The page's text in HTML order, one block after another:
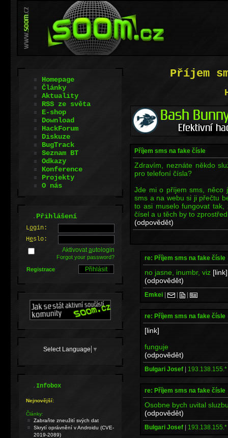
Příjem
Příjem sms na fake čísle
Zdravím, neznáte někdo
pro telefoní čísla?
Jde mi o příjem sms, něco
sms a na webu si ji přečtu
to asi muselo fungovat
čísel a u těch by to
(odpovědět)
re: Příjem sms na fake čísle
no jasne, inumbr, viz [link]
(odpovědět)
Emkei | | |
re: Příjem sms na fake čísle
[link]
funguje
(odpovědět)
Bulgari Josef | 193.138.155.*
re: Příjem sms na fake čísle
Osobne bych uvital
(odpovědět)
Bulgari Josef | 193.138.155.*
Homepage
Články
Aktuality
RSS ze světa
E-shop
Download
HackForum
Diskuze
BugTrack
Seznam BT
Odkazy
Konference
Projekty
O nás
.Přihlášení
Login:
Heslo:
Aktivovatautologin
Forgot your password?
Registrace
Select Language ▼
.Infobox
Nejnovější:
Články:
Zabraňte zneužití svých dat
Skrytí oprávnění v Androidu (CVE-
2019-2089)